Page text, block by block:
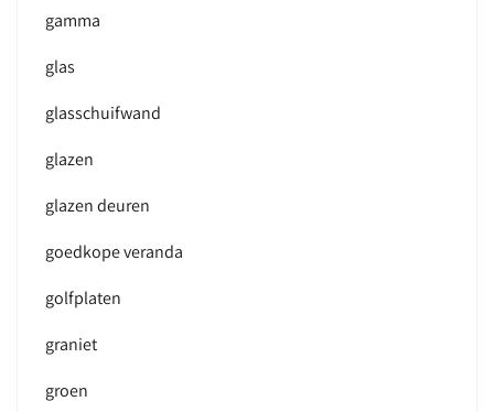
gamma
glas
glasschuifwand
glazen
glazen deuren
goedkope veranda
golfplaten
graniet
groen